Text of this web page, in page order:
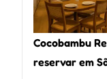
Cocobambu
reservar em